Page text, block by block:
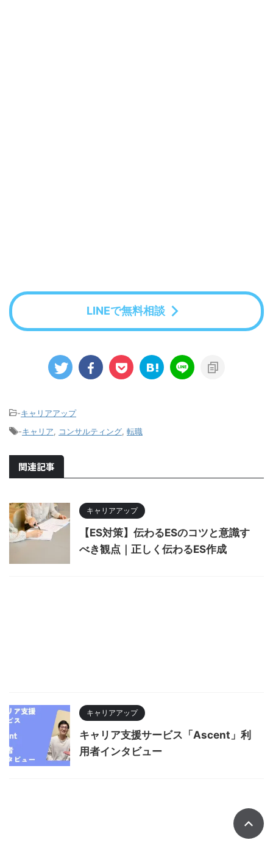
LINEで無料相談
-キャリアアップ
-キャリア コンサルティング 転職
関連記事
キャリアアップ
【ES対策】伝わるESのコツと意識す
べき観点｜正しく伝わるES作成
キャリアアップ
キャリア支援サービス「Ascent」利
用者インタビュー